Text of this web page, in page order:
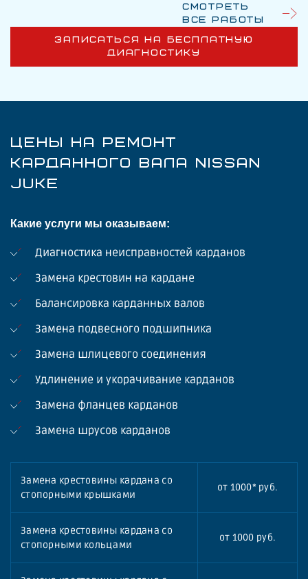
ЗАПИСАТЬСЯ НА БЕСПЛАТНУЮ
ДИАГНОСТИКУ
Смотреть
все работы
ЦЕНЫ НА РЕМОНТ
КАРДАННОГО ВАЛА NISSAN
JUKE
Какие услуги мы оказываем:
Диагностика неисправностей карданов
Замена крестовин на кардане
Балансировка карданных валов
Замена подвесного подшипника
Замена шлицевого соединения
Удлинение и укорачивание карданов
Замена фланцев карданов
Замена шрусов карданов
Замена крестовины кардана со
стопорными крышками
от 1000* руб.
Замена крестовины кардана со
стопорными кольцами
от 1000 руб.